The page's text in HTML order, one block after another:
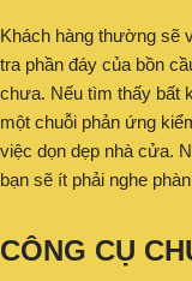
Khách hàng thường sẽ
tra phần đáy của bồn
chưa. Nếu tìm thấy bất
một chuỗi phản ứng
việc dọn dẹp nhà cửa.
bạn sẽ ít phải nghe
CÔNG CỤ